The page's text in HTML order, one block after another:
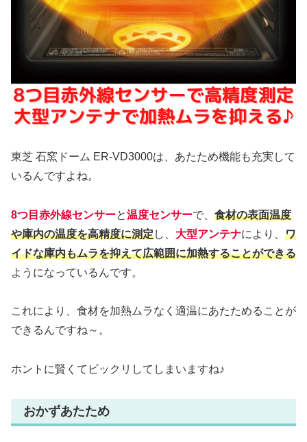
東芝 石窯ドーム ER-VD3000は、あたため機能も充実して
いるんですよね。
8つ目赤外線センサーと温度センサーで、 食材の表面温度
や庫内の温度を高精度に測定し、 大型アンテナにより、 ワ
イドな庫内もムラを抑えて広範囲に加熱することができる
ようになっているんです。
これにより、食材を加熱ムラなく適温にあたためることが
できるんですね～。
ホントに賢くてビックリしてしまいますね♪
おかずあたため